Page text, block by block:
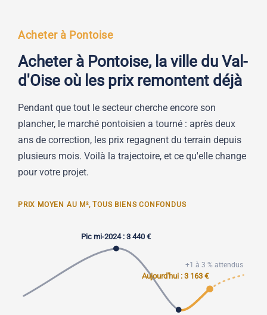
Acheter à Pontoise
Acheter à Pontoise, la ville du Val-
d'Oise où les prix remontent déjà
Pendant que tout le secteur cherche encore son
plancher, le marché pontoisien a tourné : après deux
ans de correction, les prix regagnent du terrain depuis
plusieurs mois. Voilà la trajectoire, et ce qu'elle change
pour votre projet.
PRIX MOYEN AU M², TOUS BIENS CONFONDUS
Pic mi-2024 : 3 440 €
Aujourd'hui : 3 163 €
+1 à 3 % attendus